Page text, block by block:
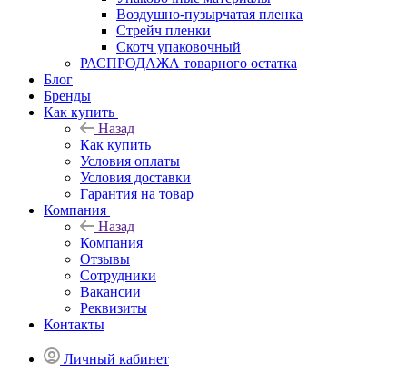
Воздушно-пузырчатая пленка
Стрейч пленки
Скотч упаковочный
РАСПРОДАЖА товарного остатка
Блог
Бренды
Как купить
Назад
Как купить
Условия оплаты
Условия доставки
Гарантия на товар
Компания
Назад
Компания
Отзывы
Сотрудники
Вакансии
Реквизиты
Контакты
Личный кабинет